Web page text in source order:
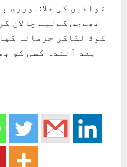
قوانین کی خلاف ورزی
تھےجس کےلیے چالان
کوڈ لگاکر جرمانہ
بعد آئندہ کسی کو